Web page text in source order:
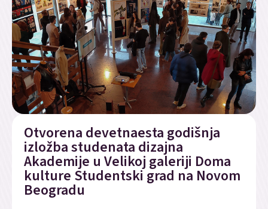
Otvorena devetnaesta godišnja
izložba studenata dizajna
Akademije u Velikoj galeriji Doma
kulture Studentski grad na Novom
Beogradu